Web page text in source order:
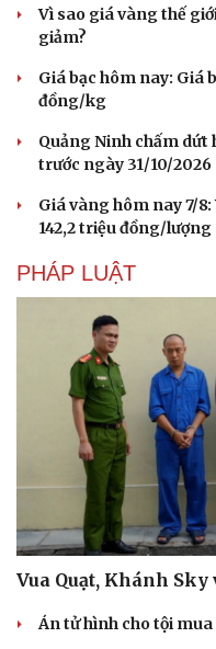
Vì sao giá vàng thế
giảm?
Giá bạc hôm nay: Giá
đồng/kg
Quảng Ninh chấm dứt
trước ngày 31/10/2026
Giá vàng hôm nay 7/
142,2 triệu đồng/lượng
PHÁP LUẬT
Vua Quạt, Khánh
Án tử hình cho tội